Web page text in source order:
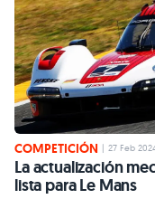
COMPETICIÓN 27 Feb
La actualización
lista para Le Mans